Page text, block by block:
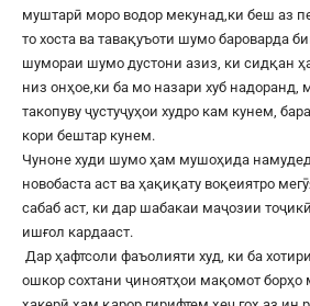
муштарӣ моро водор мекунад,ки беш аз
то хоста ва тавақуъоти шумо бароварда
шумораи шумо дустони азиз, ки сидқан
низ онҳое,ки ба мо назари хуб надоранд,
такопуву ҷустуҷуҳои худро кам кунем,
кори бештар кунем.
Чуноне худи шумо ҳам мушоҳида
новобаста аст ва ҳақиқату воқеиятро
сабаб аст, ки дар шабакаи маҷозии
ишғол кардааст.
Дар ҳафтсоли фаъолияти худ, ки ба
ошкор сохтани ҷиноятҳои мақомот